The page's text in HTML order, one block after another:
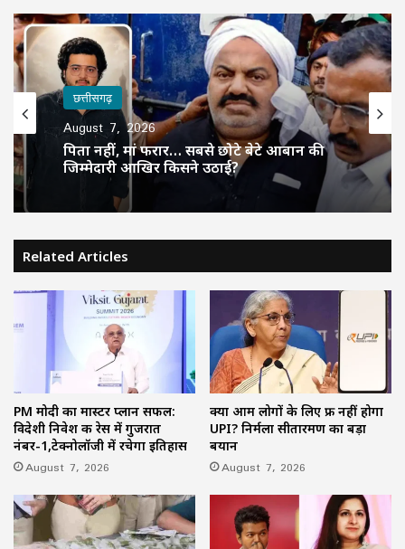
छत्तीसगढ़
August 7, 2026
पिता नहीं, मां फरार… सबसे छोटे बेटे आबान की
जिम्मेदारी आखिर किसने उठाई?
Related Articles
PM मोदी का मास्टर प्लान सफल:
विदेशी निवेश की रेस में गुजरात
नंबर-1,टेक्नोलॉजी में रचेगा इतिहास
August 7, 2026
क्या आम लोगों के लिए फ्री नहीं होगा
UPI? निर्मला सीतारमण का बड़ा
बयान
August 7, 2026